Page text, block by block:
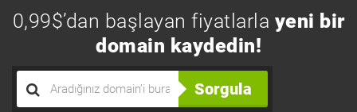
0,99$’dan başlayan fiyatlarla yeni bir
domain kaydedin!
Sorgula